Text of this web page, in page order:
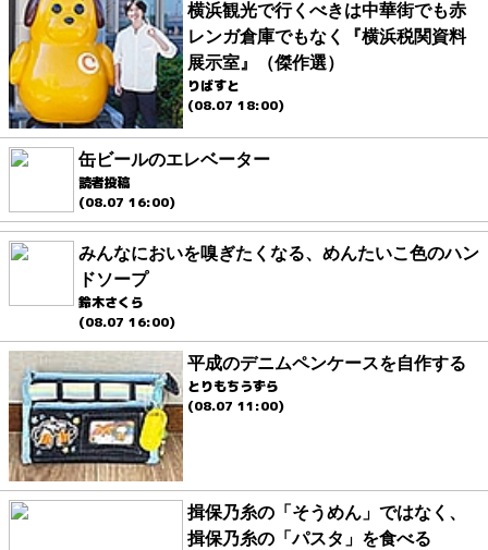
横浜観光で行くべきは中華街でも赤
レンガ倉庫でもなく『横浜税関資料
展示室』（傑作選）
りばすと
(08.07 18:00)
缶ビールのエレベーター
読者投稿
(08.07 16:00)
みんなにおいを嗅ぎたくなる、めんたいこ色のハン
ドソープ
鈴木さくら
(08.07 16:00)
平成のデニムペンケースを自作する
とりもちうずら
(08.07 11:00)
揖保乃糸の「そうめん」ではなく、
揖保乃糸の「パスタ」を食べる